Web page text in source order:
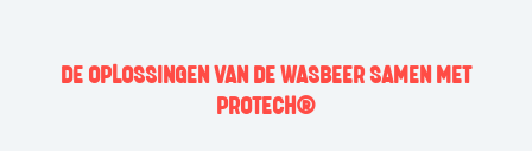
DE OPLOSSINGEN VAN DE WASBEER SAMEN MET
PROTECH®